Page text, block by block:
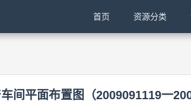
首页 资源分类
间平面布置图（2009091119一